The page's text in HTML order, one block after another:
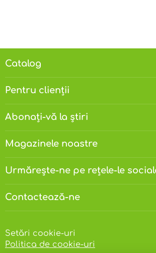
Catalog
Pentru clienții
Abonați-vă la știri
Magazinele noastre
Urmărește-ne pe rețele-le
Contactează-ne
Setări cookie-uri
Politica de cookie-uri